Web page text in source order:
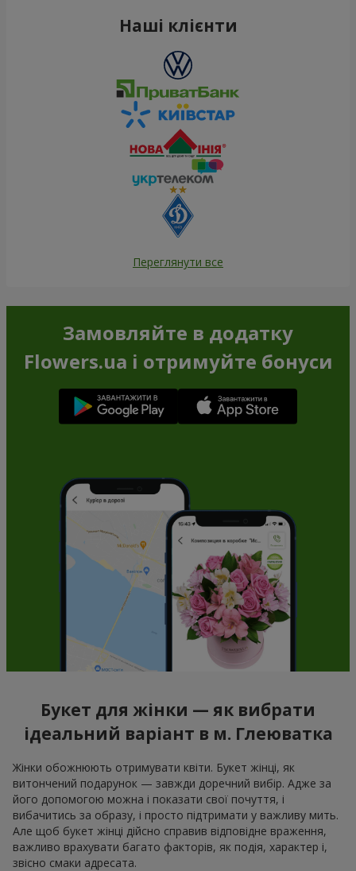
Наші клієнти
Переглянути все
Замовляйте в додатку
Flowers.ua і отримуйте бонуси
Букет для жінки — як вибрати
ідеальний варіант в м. Глеюватка
Жінки обожнюють отримувати квіти. Букет жінці, як
витончений подарунок — завжди доречний вибір. Адже за
його допомогою можна і показати свої почуття, і
вибачитись за образу, і просто підтримати у важливу мить.
Але щоб букет жінці дійсно справив відповідне враження,
важливо врахувати багато факторів, як подія, характер і,
звісно смаки адресата.